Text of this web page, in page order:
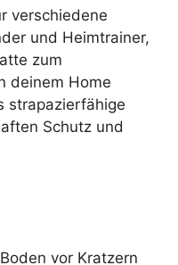
verschiedene
und Heimtrainer,
zum
deinem Home
strapazierfähige
Schutz und
vor Kratzern